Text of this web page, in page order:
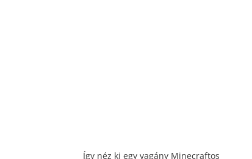
Így néz ki egy vagány Minecraftos